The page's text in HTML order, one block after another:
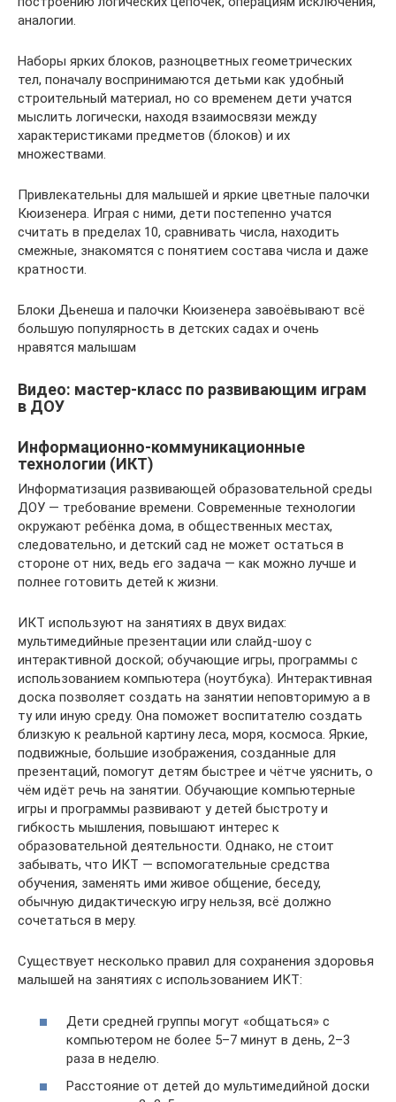
аналогии.
Наборы ярких блоков, разноцветных геометрических
тел, поначалу воспринимаются детьми как удобный
строительный материал, но со временем дети учатся
мыслить логически, находя взаимосвязи между
характеристиками предметов (блоков) и их
множествами.
Привлекательны для малышей и яркие цветные палочки
Кюизенера. Играя с ними, дети постепенно учатся
считать в пределах 10, сравнивать числа, находить
смежные, знакомятся с понятием состава числа и даже
кратности.
Блоки Дьенеша и палочки Кюизенера завоёвывают всё
большую популярность в детских садах и очень
нравятся малышам
Видео: мастер-класс по развивающим играм
в ДОУ
Информационно-коммуникационные
технологии (ИКТ)
Информатизация развивающей образовательной среды
ДОУ — требование времени. Современные технологии
окружают ребёнка дома, в общественных местах,
следовательно, и детский сад не может остаться в
стороне от них, ведь его задача — как можно лучше и
полнее готовить детей к жизни.
ИКТ используют на занятиях в двух видах:
мультимедийные презентации или слайд-шоу с
интерактивной доской; обучающие игры, программы с
использованием компьютера (ноутбука). Интерактивная
доска позволяет создать на занятии неповторимую а в
ту или иную среду. Она поможет воспитателю создать
близкую к реальной картину леса, моря, космоса. Яркие,
подвижные, большие изображения, созданные для
презентаций, помогут детям быстрее и чётче уяснить, о
чём идёт речь на занятии. Обучающие компьютерные
игры и программы развивают у детей быстроту и
гибкость мышления, повышают интерес к
образовательной деятельности. Однако, не стоит
забывать, что ИКТ — вспомогательные средства
обучения, заменять ими живое общение, беседу,
обычную дидактическую игру нельзя, всё должно
сочетаться в меру.
Существует несколько правил для сохранения здоровья
малышей на занятиях с использованием ИКТ:
Дети средней группы могут «общаться» с
компьютером не более 5–7 минут в день, 2–3
раза в неделю.
Расстояние от детей до мультимедийной доски